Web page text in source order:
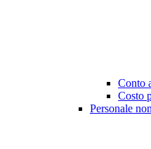
Conto
Costo
Personale